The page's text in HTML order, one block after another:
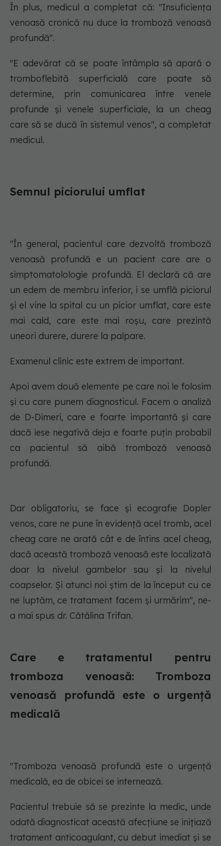
În plus, medicul a completat că: "Insuficiența
venoasă cronică nu duce la tromboză venoasă
profundă".
"E adevărat că se poate întâmpla să apară o
tromboflebită superficială care poate să
determine, prin comunicarea între venele
profunde și venele superficiale, la un cheag
care să se ducă în sistemul venos", a completat
medicul.
Semnul piciorului umflat
"În general, pacientul care dezvoltă tromboză
venoasă profundă e un pacient care are o
simptomatolologie profundă. El declară că are
un edem de membru inferior, i se umflă piciorul
și el vine la spital cu un picior umflat, care este
mai cald, care este mai roșu, care prezintă
uneori durere, durere la palpare.
Examenul clinic este extrem de important.
Apoi avem două elemente pe care noi le folosim
și cu care punem diagnosticul. Facem o analiză
de D-Dimeri, care e foarte importantă și care
dacă iese negativă deja e foarte puțin probabil
ca pacientul să aibă tromboză venoasă
profundă.
Dar obligatoriu, se face și ecografie Dopler
venos, care ne pune în evidență acel tromb, acel
cheag care ne arată cât e de întins acel cheag,
dacă această tromboză venoasă este localizată
doar la nivelul gambelor sau și la nivelul
coapselor. Și atunci noi știm de la început cu ce
ne luptăm, ce tratament facem și urmărim", ne-
a mai spus dr. Cătălina Trifan.
Care e tratamentul pentru
tromboza venoasă: Tromboza
venoasă profundă este o urgență
medicală
"Tromboza venoasă profundă este o urgență
medicală, ea de obicei se internează.
Pacientul trebuie să se prezinte la medic, unde
odată diagnosticat această afecțiune se inițiază
tratament anticoagulant, cu debut imediat și se